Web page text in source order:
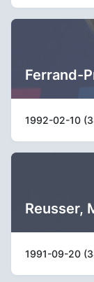
Ferrand-
1992-02-10
Reusser,
1991-09-20